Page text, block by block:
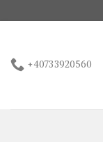
+40733920560